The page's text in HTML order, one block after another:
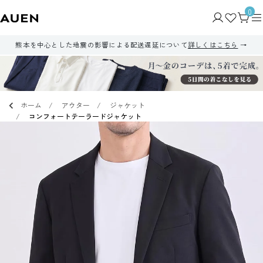
0
熊本を中心とした地震の影響による配送遅延について詳しくはこちら
ホーム アウター
ジャケット
コンフォートテーラードジャケット